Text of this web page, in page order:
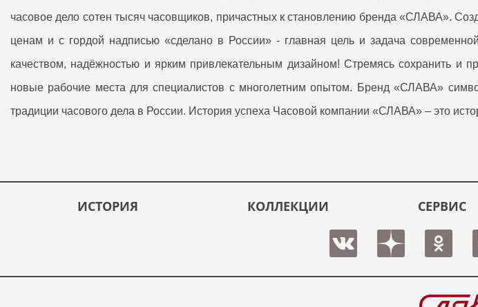
часовое дело сотен тысяч часовщиков, причастных к становлению бренда «СЛАВА».
ценам и с гордой надписью «сделано в России» - главная цель и задача
качеством, надёжностью и ярким привлекательным дизайном! Стремясь сохранить и
новые рабочие места для специалистов с многолетним опытом. Бренд «СЛАВА»
традиции часового дела в России. История успеха Часовой компании «СЛАВА» – это
ИСТОРИЯ КОЛЛЕКЦИИ СЕРВИС